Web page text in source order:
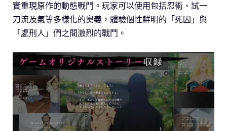
實重現原作的動態戰鬥。玩家可以使用包括忍術、試一
刀流及氣等多樣化的奧義，體驗個性鮮明的「死囚」與
「處刑人」們之間激烈的戰鬥。